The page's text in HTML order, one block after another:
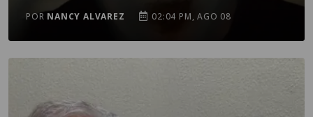
POR NANCY ALVAREZ 02:04 PM, AGO 08